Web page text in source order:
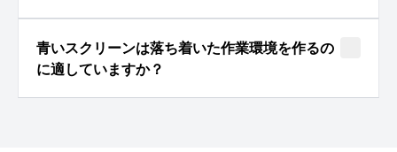
青いスクリーンは落ち着いた作業環境を作るの
に適していますか？